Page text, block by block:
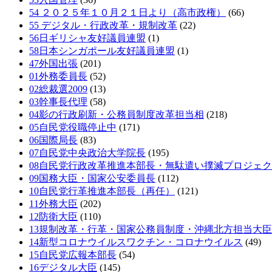
54 ２０２５年１０月２１日より（高市政権）
(66)
55 デジタル・行政改革・規制改革 (22)
56日ギリシャ友好議員連盟 (1)
58日本シンガポール友好議員連盟 (1)
47外国出張 (201)
01外務委員長 (52)
02総裁選2009 (13)
03幹事長代理 (58)
04影の行政刷新・公務員制度改革担当相 (218)
05自民党役職停止中 (171)
06国際局長 (83)
07自民党中央政治大学院長 (195)
08自民党行政改革推進本部長・無駄遣い撲滅プロジェク
09国務大臣・国家公安委員長 (112)
10自民党行革推進本部長（再任）
(121)
11外務大臣 (202)
12防衛大臣 (110)
13規制改革・行革・国家公務員制度・沖縄北方担当大臣
14新型コロナウイルスワクチン・コロナウイルス (49)
15自民党広報本部長 (54)
16デジタル大臣 (145)